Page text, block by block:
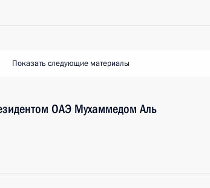
Показать следующие материалы
ОАЭ Мухаммедом Аль